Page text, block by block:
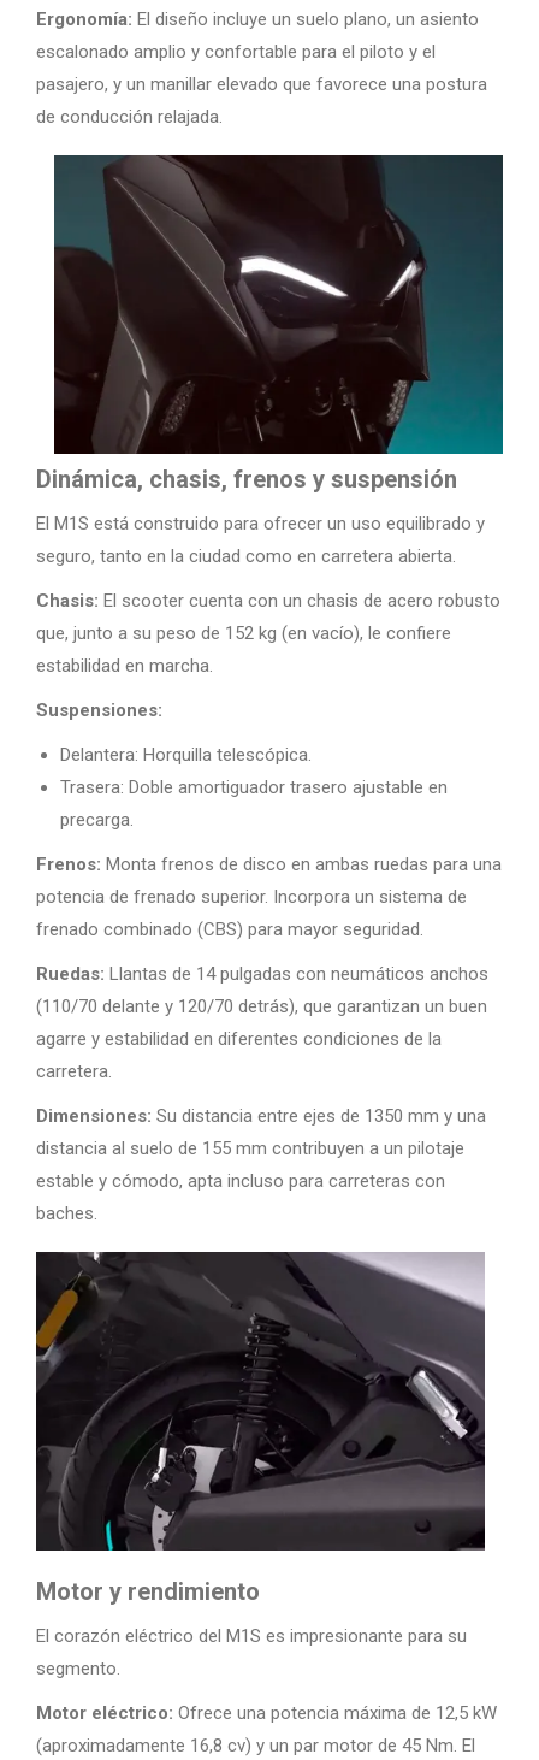
Ergonomía: El diseño incluye un suelo plano, un asiento
escalonado amplio y confortable para el piloto y el
pasajero, y un manillar elevado que favorece una postura
de conducción relajada.
Dinámica, chasis, frenos y suspensión
El M1S está construido para ofrecer un uso equilibrado y
seguro, tanto en la ciudad como en carretera abierta.
Chasis: El scooter cuenta con un chasis de acero robusto
que, junto a su peso de 152 kg (en vacío), le confiere
estabilidad en marcha.
Suspensiones:
Delantera: Horquilla telescópica.
Trasera: Doble amortiguador trasero ajustable en
precarga.
Frenos: Monta frenos de disco en ambas ruedas para una
potencia de frenado superior. Incorpora un sistema de
frenado combinado (CBS) para mayor seguridad.
Ruedas: Llantas de 14 pulgadas con neumáticos anchos
(110/70 delante y 120/70 detrás), que garantizan un buen
agarre y estabilidad en diferentes condiciones de la
carretera.
Dimensiones: Su distancia entre ejes de 1350 mm y una
distancia al suelo de 155 mm contribuyen a un pilotaje
estable y cómodo, apta incluso para carreteras con
baches.
Motor y rendimiento
El corazón eléctrico del M1S es impresionante para su
segmento.
Motor eléctrico: Ofrece una potencia máxima de 12,5 kW
(aproximadamente 16,8 cv) y un par motor de 45 Nm. El